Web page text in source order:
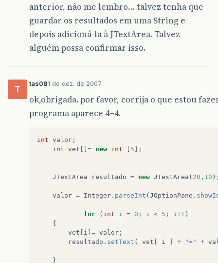
anterior, não me lembro… talvez tenha que
guardar os resultados em uma String e
depois adicioná-la à JTextArea. Talvez
alguém possa confirmar isso.
T
tas081 de dez. de 2007
ok,obrigada. por favor, corrija o que estou
programa aparece 4=4.
int valor ;
int vet []= new int [ 5 ] ;
JTextArea resultado = new JTextArea ( 20 , 10
valor = Integer . parseInt (JOptionPane .
for ( int i = 0 ; i < 5 ; i ++)
{
vet [ i ]= valor ;
resultado . setText ( vet [ i ] + "=" +
}